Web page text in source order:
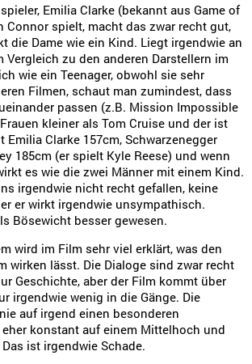
Emilia Clarke (bekannt aus Game of
Connor spielt, macht das zwar recht gut,
die Dame wie ein Kind. Liegt irgendwie an
Vergleich zu den anderen Darstellern im
wie ein Teenager, obwohl sie sehr
Filmen, schaut man zumindest, dass
passen (z.B. Mission Impossible
kleiner als Tom Cruise und der ist
Emilia Clarke 157cm, Schwarzenegger
185cm (er spielt Kyle Reese) und wenn
es wie die zwei Männer mit einem Kind.
irgendwie nicht recht gefallen, keine
er wirkt irgendwie unsympathisch.
Bösewicht besser gewesen.
wird im Film sehr viel erklärt, was den
wirken lässt. Die Dialoge sind zwar recht
Geschichte, aber der Film kommt über
irgendwie wenig in die Gänge. Die
auf irgend einen besonderen
konstant auf einem Mittelhoch und
ist irgendwie Schade.